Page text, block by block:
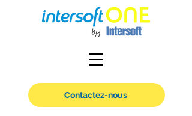
Contactez-nous